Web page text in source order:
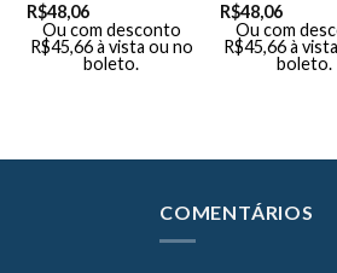
R$48,06
Ou com desconto
R$45,66 à vista ou no
boleto.
R$48,06
Ou com
R$45,66 à
boleto.
COMENTÁRIOS